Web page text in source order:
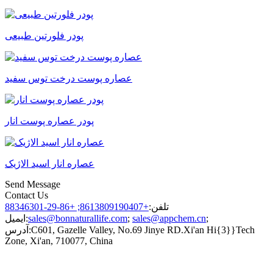
پودر فلورتین طبیعی
عصاره پوست درخت توس سفید
پودر عصاره پوست انار
عصاره انار اسید الاژیک
Send Message
Contact Us
تلفن:+8613809190407; +86-29-88346301
ایمیل:sales@bonnaturallife.com; sales@appchem.cn;
آدرس:C601, Gazelle Valley, No.69 Jinye RD.Xi'an Hi{3}}Tech
Zone, Xi'an, 710077, China